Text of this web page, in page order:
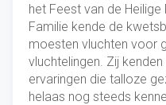
het Feest van de
Familie kende de
moesten vluchten voor
vluchtelingen. Zij
ervaringen die talloze
helaas nog steeds